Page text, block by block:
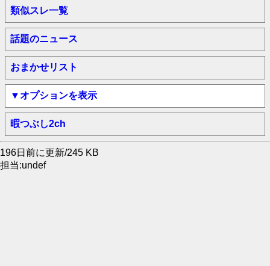
類似スレ一覧
話題のニュース
おまかせリスト
▼オプションを表示
暇つぶし2ch
196日前に更新/245 KB
担当:undef